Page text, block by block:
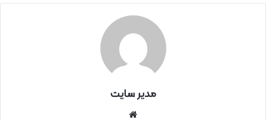
مدیر سایت